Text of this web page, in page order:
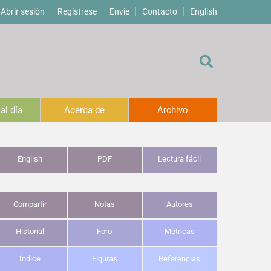
Abrir sesión Regístrese Envíe Contacto English
día Acerca de Archivo
English PDF Lectura fácil
Compartir Notas Autores
Historial Foro Métricas
Índice Figuras Referencias